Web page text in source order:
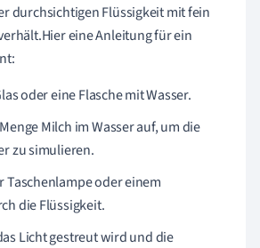
durchsichtigen Flüssigkeit mit fein
eine Anleitung für ein
oder eine Flasche mit Wasser.
Milch im Wasser auf, um die
zu simulieren.
Taschenlampe oder einem
die Flüssigkeit.
Licht gestreut wird und die